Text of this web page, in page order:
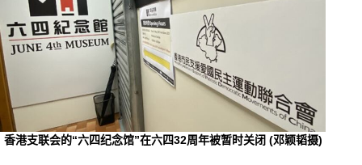
香港支联会的“六四纪念馆”在六四32周年被暂时关闭 (邓颖韬摄)